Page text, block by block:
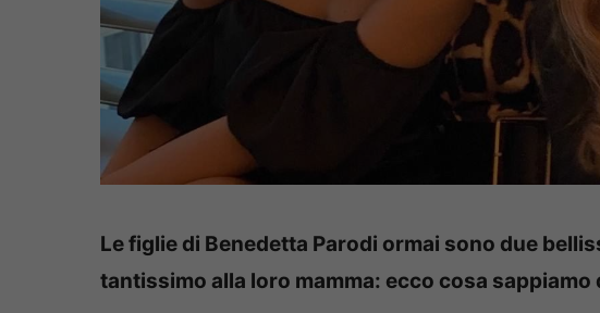
Le figlie di Benedetta Parodi ormai sono due
tantissimo alla loro mamma: ecco cosa sappiamo